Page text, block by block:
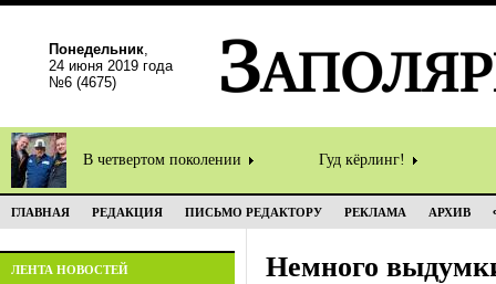
Понедельник,
24 июня 2019 года
№6 (4675)
В четвертом поколении Гуд кёрлинг!
ГЛАВНАЯ РЕДАКЦИЯ ПИСЬМО РЕДАКТОРУ РЕКЛАМА АРХИВ
ЛЕНТА НОВОСТЕЙ Немного